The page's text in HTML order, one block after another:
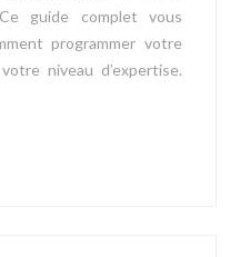
guide complet vous
programmer votre
niveau d’expertise.